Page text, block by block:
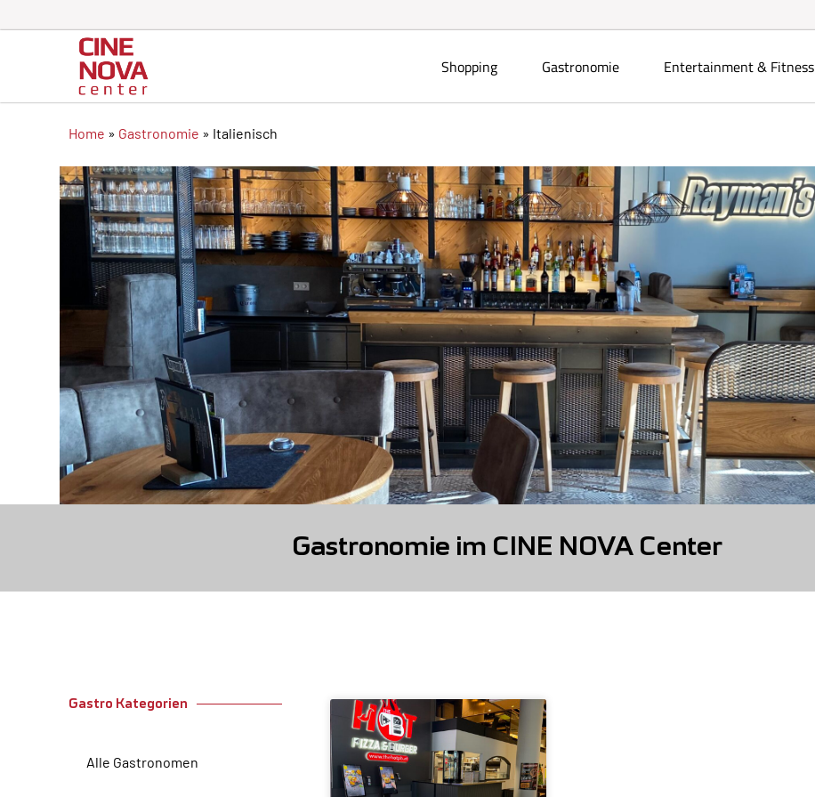
Shopping Gastronomie Entertainment & Fitness
Home » Gastronomie » Italienisch
Gastronomie im CINE NOVA Center
Gastro Kategorien
Alle Gastronomen